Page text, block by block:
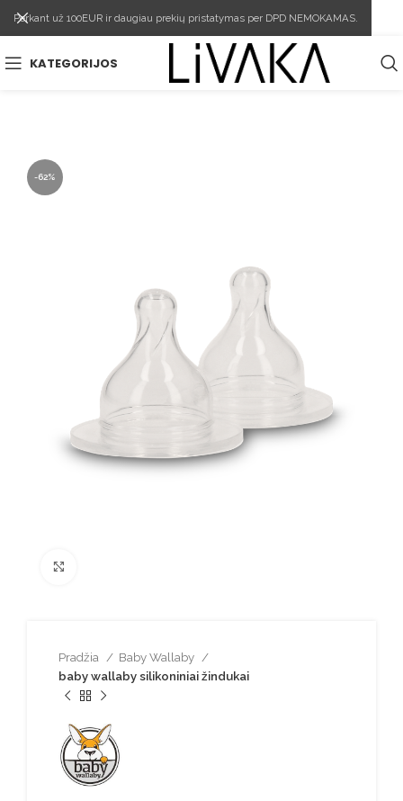
KATEGORIJOS
-62%
Pradžia
Baby Wallaby
baby wallaby silikoniniai žindukai
Perkant už 100EUR ir daugiau prekių pristatymas per DPD NEMOKAMAS.